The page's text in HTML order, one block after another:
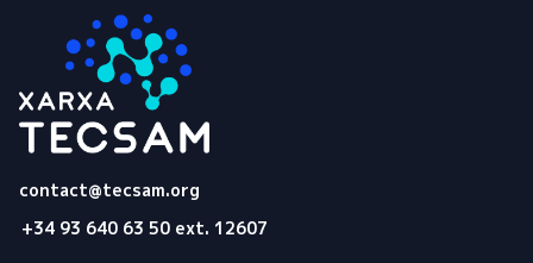
contact@tecsam.org
+34 93 640 63 50 ext. 12607